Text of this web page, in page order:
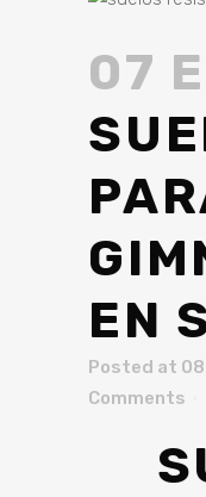
07
EN
Posted at
Comments